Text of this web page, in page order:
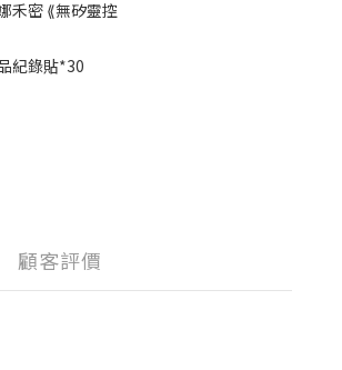
禾密 ⟪無矽靈控
紀錄貼*30
顧客評價